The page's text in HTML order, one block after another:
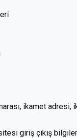
ikamet
giriş çıkış